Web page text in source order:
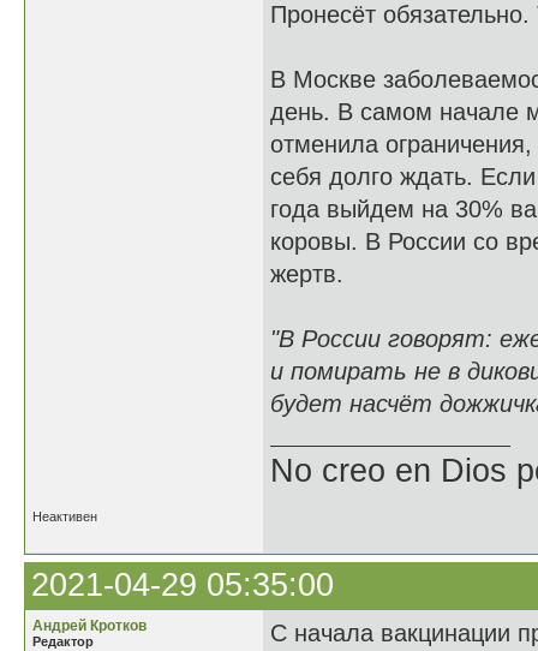
Пронесёт обязательно.
В Москве
день. В самом начале
отменила
себя долго ждать.
года выйдем на 30%
коровы. В России со
жертв.
"В России говорят:
и помирать не в
будет насчёт
No creo en Dios
Неактивен
2021-04-29 05:35:00
Андрей Кротков
Редактор
С начала вакцинации